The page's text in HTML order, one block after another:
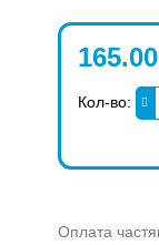
Кол-во:
Оплата